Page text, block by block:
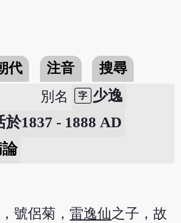
代 注音
搜尋
別名 字 少逸
於1837 - 1888 AD
論
號侶菊，雷逸仙之子，故